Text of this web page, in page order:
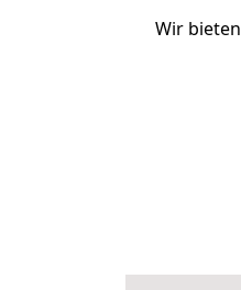
Wir bieten